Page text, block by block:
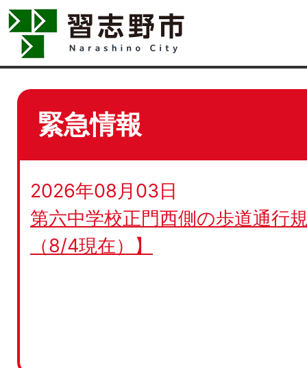
緊急情報
2026年08月03日
第六中学校正門西側の歩道通行
（8/4現在）】